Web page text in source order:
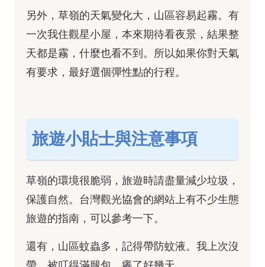
另外，草嶺的天氣變化大，山區容易起霧。有
一次我住觀星小屋，本來期待看夜景，結果整
天都是霧，什麼也看不到。所以如果你對天氣
有要求，最好選個彈性點的行程。
旅遊小貼士與注意事項
草嶺的環境很脆弱，旅遊時請盡量減少垃圾，
保護自然。台灣觀光協會的網站上有不少生態
旅遊的指南，可以參考一下。
還有，山區蚊蟲多，記得帶防蚊液。我上次沒